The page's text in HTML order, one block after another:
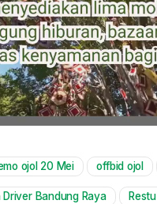
ojol 20 Mei offbid ojol
Driver Bandung Raya